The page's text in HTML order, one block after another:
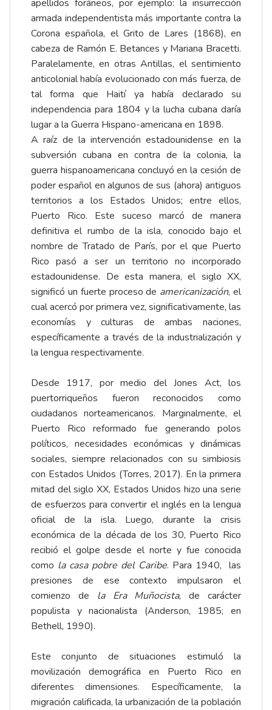
apellidos foráneos, por ejemplo: la insurrección
armada independentista más importante contra la
Corona española, el Grito de Lares (1868), en
cabeza de Ramón E. Betances y Mariana Bracetti.
Paralelamente, en otras Antillas, el sentimiento
anticolonial había evolucionado con más fuerza, de
tal forma que Haití ya había declarado su
independencia para 1804 y la lucha cubana daría
lugar a la Guerra Hispano-americana en 1898.
A raíz de la intervención estadounidense en la
subversión cubana en contra de la colonia, la
guerra hispanoamericana concluyó en la cesión de
poder español en algunos de sus (ahora) antiguos
territorios a los Estados Unidos; entre ellos,
Puerto Rico. Este suceso marcó de manera
definitiva el rumbo de la isla, conocido bajo el
nombre de Tratado de París, por el que Puerto
Rico pasó a ser un territorio no incorporado
estadounidense. De esta manera, el siglo XX,
significó un fuerte proceso de americanización, el
cual acercó por primera vez, significativamente, las
economías y culturas de ambas naciones,
específicamente a través de la industrialización y
la lengua respectivamente.
Desde 1917, por medio del Jones Act, los
puertorriqueños fueron reconocidos como
ciudadanos norteamericanos. Marginalmente, el
Puerto Rico reformado fue generando polos
políticos, necesidades económicas y dinámicas
sociales, siempre relacionados con su simbiosis
con Estados Unidos (Torres, 2017). En la primera
mitad del siglo XX, Estados Unidos hizo una serie
de esfuerzos para convertir el inglés en la lengua
oficial de la isla. Luego, durante la crisis
económica de la década de los 30, Puerto Rico
recibió el golpe desde el norte y fue conocida
como la casa pobre del Caribe. Para 1940, las
presiones de ese contexto impulsaron el
comienzo de la Era Muñocista, de carácter
populista y nacionalista (Anderson, 1985; en
Bethell, 1990).
Este conjunto de situaciones estimuló la
movilización demográfica en Puerto Rico en
diferentes dimensiones. Específicamente, la
migración calificada, la urbanización de la población